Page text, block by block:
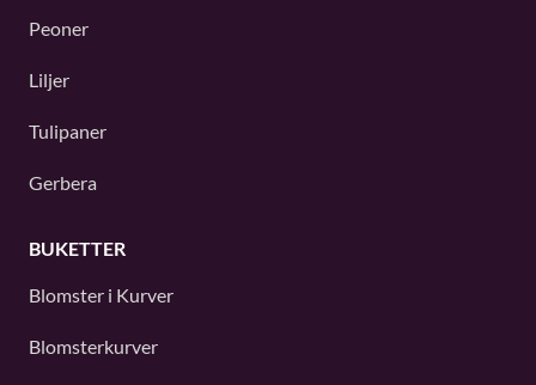
Peoner
Liljer
Tulipaner
Gerbera
BUKETTER
Blomster i Kurver
Blomsterkurver